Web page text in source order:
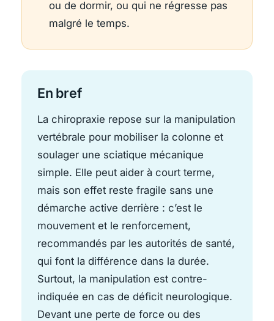
ou de dormir, ou qui ne régresse pas
malgré le temps.
En bref
La chiropraxie repose sur la manipulation
vertébrale pour mobiliser la colonne et
soulager une sciatique mécanique
simple. Elle peut aider à court terme,
mais son effet reste fragile sans une
démarche active derrière : c’est le
mouvement et le renforcement,
recommandés par les autorités de santé,
qui font la différence dans la durée.
Surtout, la manipulation est contre-
indiquée en cas de déficit neurologique.
Devant une perte de force ou des